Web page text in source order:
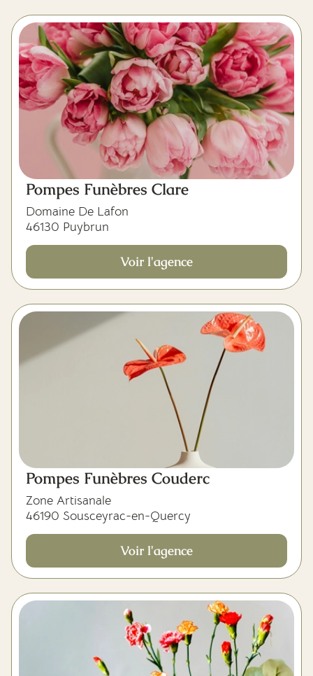
Pompes Funèbres Clare
Domaine De Lafon
46130 Puybrun
Voir l'agence
Pompes Funèbres Couderc
Zone Artisanale
46190 Sousceyrac-en-Quercy
Voir l'agence